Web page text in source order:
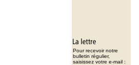
Pour recevoir notre
bulletin régulier,
saisissez votre e-mail :